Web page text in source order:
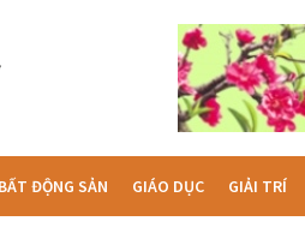
BẤT ĐỘNG SẢN GIÁO DỤC GIẢI TRÍ